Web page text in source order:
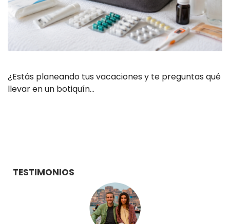
¿Estás planeando tus vacaciones y te preguntas qué
llevar en un botiquín…
TESTIMONIOS